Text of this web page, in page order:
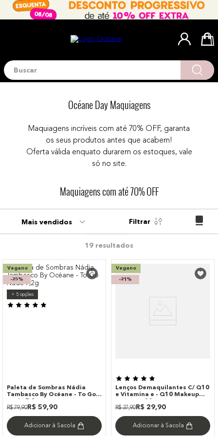
Buscar
Océane Day Maquiagens
Maquiagens incríveis com até 70% OFF, garanta
os seus produtos antes que acabem!
Oferta válida enquato durarem os estoques, vale
só no site.
Maquiagens com até 70% OFF
Mais vendidos Filtrar
19
Vegano
-25%
+ 5opções
Paleta de Sombras Nádia
Tambasco By Océane - To Go
R$ 79,90R$ 59,90
Adicionar à Sacola
Vegano
-21%
Lenços Demaquilantes C/ Q10
e Vitamina e - Q10 Makeup
R$ 37,90R$ 29,90
Adicionar à Sacola
Termos mais buscados
base
8º
pó